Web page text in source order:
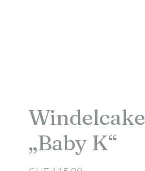
Windelcake
„Baby K“